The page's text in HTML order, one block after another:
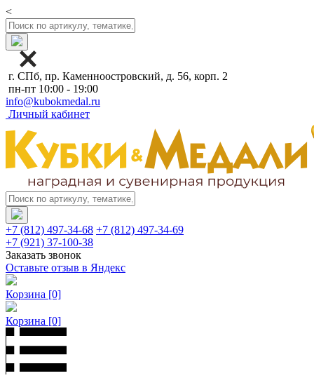
<
г. СПб, пр. Каменноостровский, д. 56, корп. 2
пн-пт 10:00 - 19:00
info@kubokmedal.ru
Личный кабинет
+7 (812) 497-34-68 +7 (812) 497-34-69
+7 (921) 37-100-38
Заказать звонок
Оставьте отзыв в Яндекс
Корзина [0]
Корзина [0]